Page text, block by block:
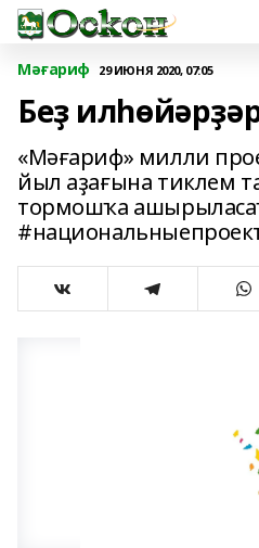
Мәғариф 29 ИЮНЯ 2020, 07:05
Беҙ
«Мәғариф» милли
йыл аҙағына тиклем
тормошҡа